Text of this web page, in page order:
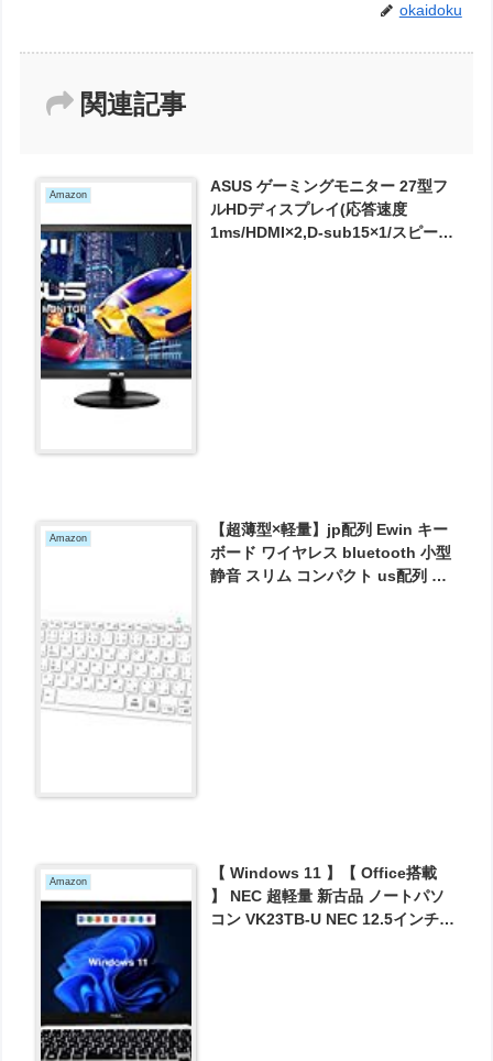
okaidoku
関連記事
Amazon
ASUS ゲーミングモニター 27型フ
ルHDディスプレイ(応答速度
1ms/HDMI×2,D-sub15×1/スピーカ
Amazon
【超薄型×軽量】jp配列 Ewin キー
ボード ワイヤレス bluetooth 小型
静音 スリム コンパクト us配列 日
Amazon
【 Windows 11 】【 Office搭載
】 NEC 超軽量 新古品 ノートパソ
コン VK23TB-U NEC 12.5インチ/